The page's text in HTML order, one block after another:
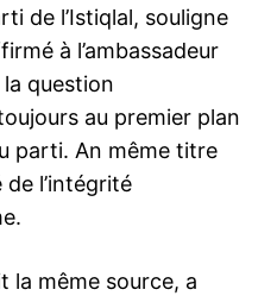
de l’Istiqlal, souligne
à l’ambassadeur
question
au premier plan
parti. An même titre
l’intégrité
la même source, a